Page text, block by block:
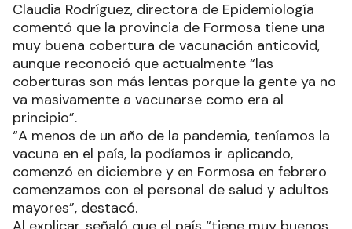
Claudia Rodríguez, directora de Epidemiología
comentó que la provincia de Formosa tiene una
muy buena cobertura de vacunación anticovid,
aunque reconoció que actualmente “las
coberturas son más lentas porque la gente ya no
va masivamente a vacunarse como era al
principio”.
“A menos de un año de la pandemia, teníamos la
vacuna en el país, la podíamos ir aplicando,
comenzó en diciembre y en Formosa en febrero
comenzamos con el personal de salud y adultos
mayores”, destacó.